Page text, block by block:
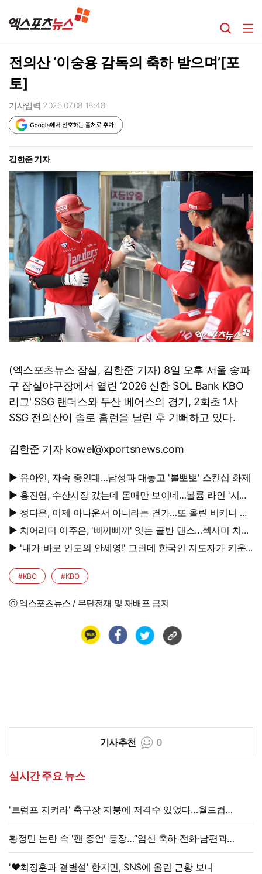
전의산 ‘이숭용 감독의 축하 받으며’[포
토]
기사입력 2026.07.08 18:48
김한준 기자
(엑스포츠뉴스 잠실, 김한준 기자) 8일 오후 서울 송파
구 잠실야구장에서 열린 ‘2026 신한 SOL Bank KBO
리그' SSG 랜더스와 두산 베어스의 경기, 2회초 1사
SSG 전의산이 솔로 홈런을 날린 후 기뻐하고 있다.
김한준 기자 kowel@xportsnews.com
▶ 유아인, 자숙 중인데…남성과 대놓고 '볼뽀뽀' 스킨십 화제
▶ 홍진영, 수산시장 갔는데 몸매만 보이네…볼륨 라인 '시선
강탈'
▶ 정다은, 이제 아나운서 아니라는 건가…또 올린 비키니 사
진, 과감 반전 매력
▶ 치어리더 이주은, '삐끼삐끼' 잇는 골반 댄스…섹시미 치사
량
▶ '내가 바로 인도의 안세영!' 그런데 한국인 지도자가 키운
다
#KBO #KBO
ⓒ 엑스포츠뉴스 / 무단전재 및 재배포 금지
기사추천 0
실시간 주요 뉴스
'트럼프 지켜라' 축구장 지붕에 저격수 있었다…월드컵
결승전 비화
황정민 논란 속 '팬 증언' 등장…“임신 축하 전화·남편과
식사도”
'♥최정훈과 결별설' 한지민, SNS에 올린 근황 보니